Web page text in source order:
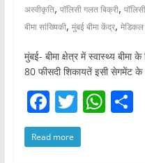
अस्वीकृति, पॉलिसी गलत बिक्री,
बीमा सांख्यिकी, मुंबई बीमा केंद्र, मेडिकल
मुंबई- बीमा क्षेत्र में स्वास्थ्य
80 फीसदी शिकायतें इसी सेगमेंट के
F
a
c
T
w
itt
W S
Read more